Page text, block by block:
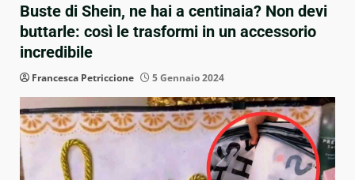
Buste di Shein, ne hai a centinaia? Non devi
buttarle: così le trasformi in un accessorio
incredibile
Francesca Petriccione 5 Gennaio 2024